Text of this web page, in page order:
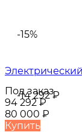
-15%
-14 292₽
Под заказ
94 292₽
80 000 ₽
Купить